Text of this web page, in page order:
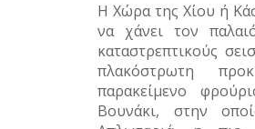
Η Χώρα της Χίου ή
να χάνει τον
καταστρεπτικούς
πλακόστρωτη
παρακείμενο
Βουνάκι, στην